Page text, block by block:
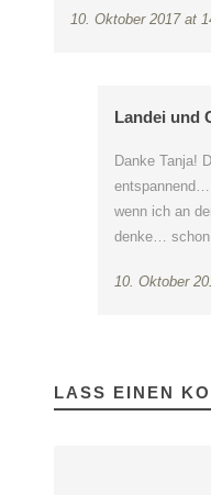
10. Oktober 2017 at
Landei und
Danke Tanja!
entspannend…
wenn ich an
denke… schon
10. Oktober
LASS EINEN